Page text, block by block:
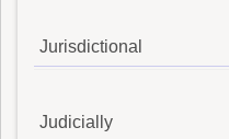
Jurisdictional
Judicially